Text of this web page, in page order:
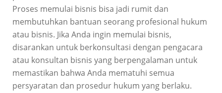
Proses memulai bisnis bisa jadi rumit dan
membutuhkan bantuan seorang profesional hukum
atau bisnis. Jika Anda ingin memulai bisnis,
disarankan untuk berkonsultasi dengan pengacara
atau konsultan bisnis yang berpengalaman untuk
memastikan bahwa Anda mematuhi semua
persyaratan dan prosedur hukum yang berlaku.